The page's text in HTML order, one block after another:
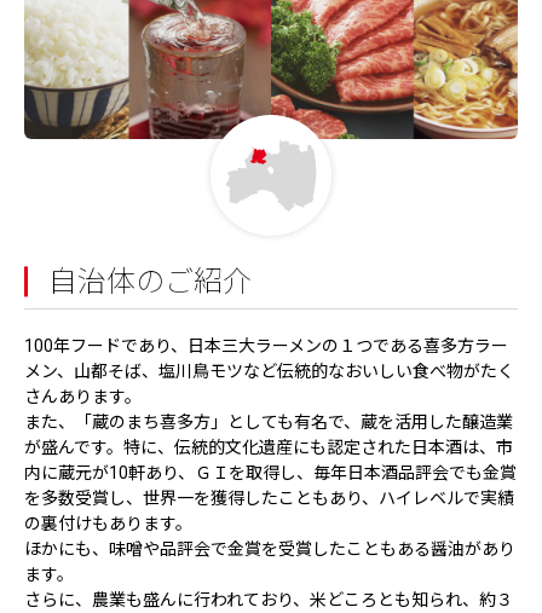
自治体のご紹介
100年フードであり、日本三大ラーメンの１つである喜多方ラー
メン、山都そば、塩川鳥モツなど伝統的なおいしい食べ物がたく
さんあります。
また、「蔵のまち喜多方」としても有名で、蔵を活用した醸造業
が盛んです。特に、伝統的文化遺産にも認定された日本酒は、市
内に蔵元が10軒あり、ＧＩを取得し、毎年日本酒品評会でも金賞
を多数受賞し、世界一を獲得したこともあり、ハイレベルで実績
の裏付けもあります。
ほかにも、味噌や品評会で金賞を受賞したこともある醤油があり
ます。
さらに、農業も盛んに行われており、米どころとも知られ、約３